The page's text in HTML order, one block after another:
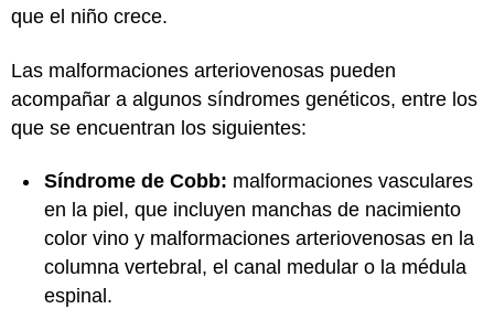
que el niño crece.
Las malformaciones arteriovenosas pueden
acompañar a algunos síndromes genéticos, entre los
que se encuentran los siguientes:
Síndrome de Cobb: malformaciones vasculares
en la piel, que incluyen manchas de nacimiento
color vino y malformaciones arteriovenosas en la
columna vertebral, el canal medular o la médula
espinal.